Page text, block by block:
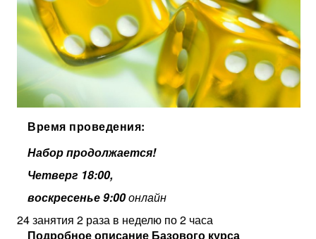
Время проведения:
Набор продолжается!
Четверг 18:00,
воскресенье 9:00онлайн
24 занятия 2 раза в неделю по 2 часа
Подробное описание Базового курса